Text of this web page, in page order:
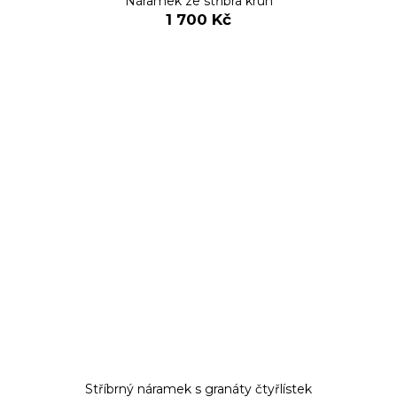
1 700 Kč
Stříbrný náramek s granáty čtyřlístek